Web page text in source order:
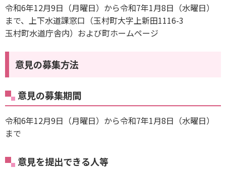
令和6年12月9日（月曜日）から令和7年1月8日（水曜日）
まで、上下水道課窓口（玉村町大字上新田1116-3
玉村町水道庁舎内）および町ホームページ
意見の募集方法
意見の募集期間
令和6年12月9日（月曜日）から令和7年1月8日（水曜日）
まで
意見を提出できる人等